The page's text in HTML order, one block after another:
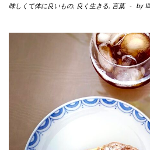
味しくて体に良いもの, 良く生きる, 言葉 - by